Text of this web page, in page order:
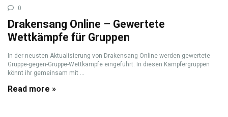
0
Drakensang Online – Gewertete
Wettkämpfe für Gruppen
In der neusten Aktualisierung von Drakensang Online werden gewertete
Gruppe-gegen-Gruppe-Wettkämpfe eingeführt. In diesen Kämpfergruppen
könnt ihr gemeinsam mit ...
Read more »